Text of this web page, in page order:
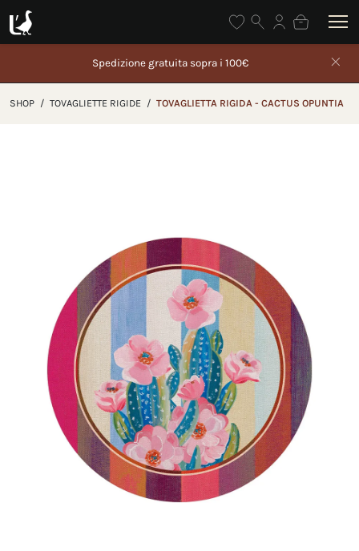
Gli ordini effettuati dal 5 al 26
partire da 27
SHOP / TOVAGLIETTE RIGIDE / TOVAGLIETTA RIGIDA - CACTUS OPUNTIA
Precedente